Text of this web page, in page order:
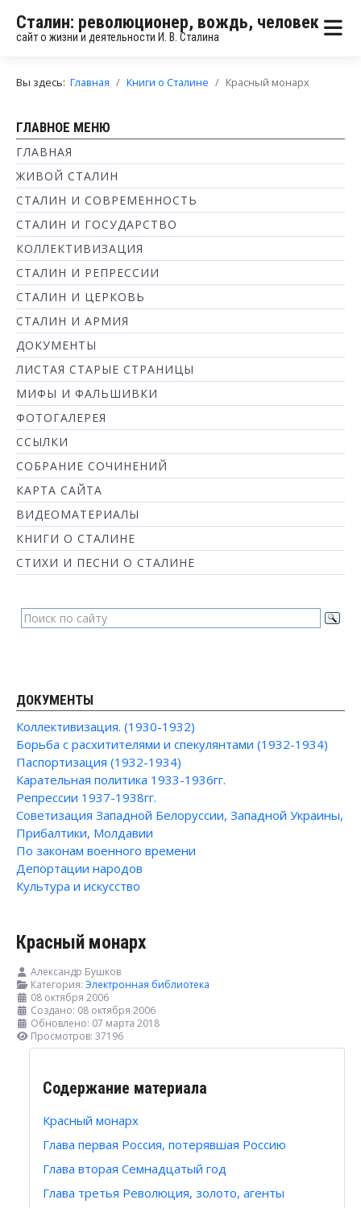
Сталин: революционер, вождь, человек
сайт о жизни и деятельности И. В. Сталина
Вы здесь: Главная Книги о Сталине Красный монарх
ГЛАВНОЕ МЕНЮ
ГЛАВНАЯ
ЖИВОЙ СТАЛИН
СТАЛИН И СОВРЕМЕННОСТЬ
СТАЛИН И ГОСУДАРСТВО
КОЛЛЕКТИВИЗАЦИЯ
СТАЛИН И РЕПРЕССИИ
СТАЛИН И ЦЕРКОВЬ
СТАЛИН И АРМИЯ
ДОКУМЕНТЫ
ЛИСТАЯ СТАРЫЕ СТРАНИЦЫ
МИФЫ И ФАЛЬШИВКИ
ФОТОГАЛЕРЕЯ
ССЫЛКИ
СОБРАНИЕ СОЧИНЕНИЙ
КАРТА САЙТА
ВИДЕОМАТЕРИАЛЫ
КНИГИ О СТАЛИНЕ
СТИХИ И ПЕСНИ О СТАЛИНЕ
ДОКУМЕНТЫ
Коллективизация. (1930-1932)
Борьба с расхитителями и спекулянтами (1932-1934)
Паспортизация (1932-1934)
Карательная политика 1933-1936гг.
Репрессии 1937-1938гг.
Советизация Западной Белоруссии, Западной Украины,
Прибалтики, Молдавии
По законам военного времени
Депортации народов
Культура и искусство
Красный монарх
Александр Бушков
Категория: Электронная библиотека
08 октября 2006
Создано: 08 октября 2006
Обновлено: 07 марта 2018
Просмотров: 37196
Содержание материала
Красный монарх
Глава первая Россия, потерявшая Россию
Глава вторая Семнадцатый год
Глава третья Революция, золото, агенты